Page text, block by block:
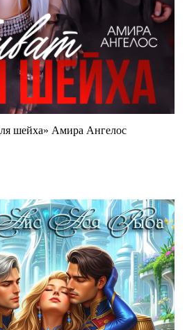
шейха» Амира Ангелос